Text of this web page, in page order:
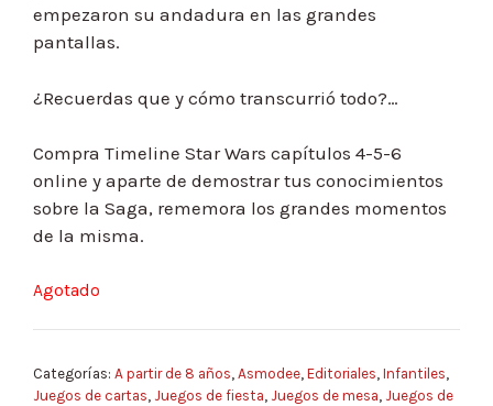
empezaron su andadura en las grandes
pantallas.
¿Recuerdas que y cómo transcurrió todo?…
Compra Timeline Star Wars capítulos 4-5-6
online y aparte de demostrar tus conocimientos
sobre la Saga, rememora los grandes momentos
de la misma.
Agotado
Categorías: A partir de 8 años, Asmodee, Editoriales, Infantiles,
Juegos de cartas, Juegos de fiesta, Juegos de mesa, Juegos de